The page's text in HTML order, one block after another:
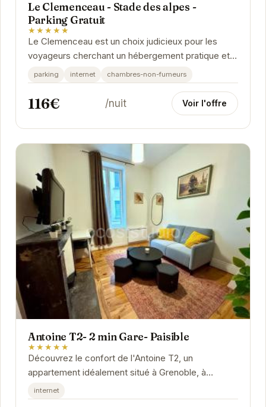
Le Clemenceau - Stade des alpes -
Parking Gratuit
★★★★★
Le Clemenceau est un choix judicieux pour les
voyageurs cherchant un hébergement pratique et
confortable à Grenoble. Sa proximité avec le
Stade...
parking internet chambres-non-fumeurs
116€ /nuit Voir l'offre
Antoine T2- 2 min Gare- Paisible
★★★★★
Découvrez le confort de l'Antoine T2, un
appartement idéalement situé à Grenoble, à
proximité de la gare. Cet appartement offre un
espace...
internet